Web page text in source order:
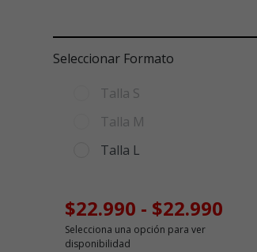
Seleccionar Formato
Talla S
Talla M
Talla L
$22.990 - $22.990
Selecciona una opción para ver
disponibilidad